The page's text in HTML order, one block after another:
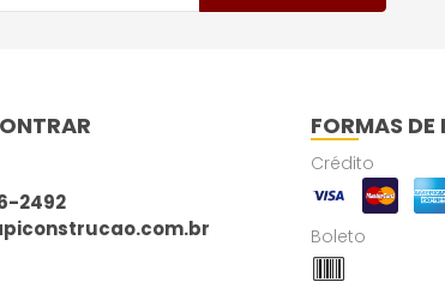
2492
FORMAS
Crédito
Boleto